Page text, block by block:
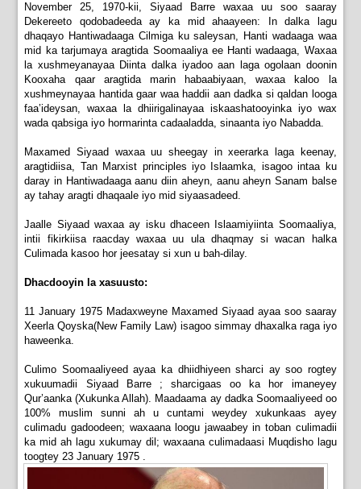
November 25, 1970-kii, Siyaad Barre waxaa uu soo saaray
Dekereeto qodobadeeda ay ka mid ahaayeen: In dalka lagu
dhaqayo Hantiwadaaga Cilmiga ku saleysan, Hanti wadaaga waa
mid ka tarjumaya aragtida Soomaaliya ee Hanti wadaaga, Waxaa
la xushmeyanayaa Diinta dalka iyadoo aan laga ogolaan doonin
Kooxaha qaar aragtida marin habaabiyaan, waxaa kaloo la
xushmeynayaa hantida gaar waa haddii aan dadka si qaldan looga
faa’ideysan, waxaa la dhiirigalinayaa iskaashatooyinka iyo wax
wada qabsiga iyo hormarinta cadaaladda, sinaanta iyo Nabadda.
Maxamed Siyaad waxaa uu sheegay in xeerarka laga keenay,
aragtidiisa, Tan Marxist principles iyo Islaamka, isagoo intaa ku
daray in Hantiwadaaga aanu diin aheyn, aanu aheyn Sanam balse
ay tahay aragti dhaqaale iyo mid siyaasadeed.
Jaalle Siyaad waxaa ay isku dhaceen Islaamiyiinta Soomaaliya,
intii fikirkiisa raacday waxaa uu ula dhaqmay si wacan halka
Culimada kasoo hor jeesatay si xun u bah-dilay.
Dhacdooyin la xasuusto:
11 January 1975 Madaxweyne Maxamed Siyaad ayaa soo saaray
Xeerla Qoyska(New Family Law) isagoo simmay dhaxalka raga iyo
haweenka.
Culimo Soomaaliyeed ayaa ka dhiidhiyeen sharci ay soo rogtey
xukuumadii Siyaad Barre ; sharcigaas oo ka hor imaneyey
Qur’aanka (Xukunka Allah). Maadaama ay dadka Soomaaliyeed oo
100% muslim sunni ah u cuntami weydey xukunkaas ayey
culimadu gadoodeen; waxaana loogu jawaabey in toban culimadii
ka mid ah lagu xukumay dil; waxaana culimadaasi Muqdisho lagu
toogtey 23 January 1975 .